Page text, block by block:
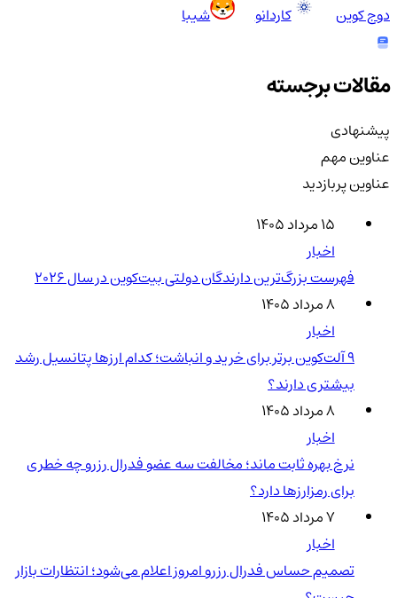
دوج کوین
کاردانو شیبا
مقالات برجسته
پیشنهادی
عناوین مهم
عناوین پربازدید
۱۵ مرداد ۱۴۰۵
اخبار
فهرست بزرگ‌ترین دارندگان دولتی بیت‌کوین در سال 2026
۸ مرداد ۱۴۰۵
اخبار
۹ آلت‌کوین برتر برای خرید و انباشت؛ کدام ارزها پتانسیل رشد
بیشتری دارند؟
۸ مرداد ۱۴۰۵
اخبار
نرخ بهره ثابت ماند؛ مخالفت سه عضو فدرال رزرو چه خطری
برای رمزارزها دارد؟
۷ مرداد ۱۴۰۵
اخبار
تصمیم حساس فدرال رزرو امروز اعلام می‌شود؛ انتظارات بازار